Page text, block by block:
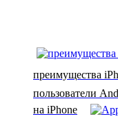
преимущества
пользователи
на iPhone